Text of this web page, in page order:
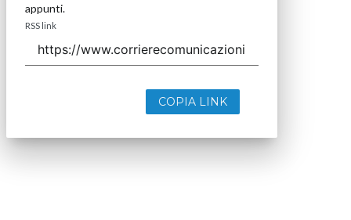
appunti.
RSS link
COPIA LINK